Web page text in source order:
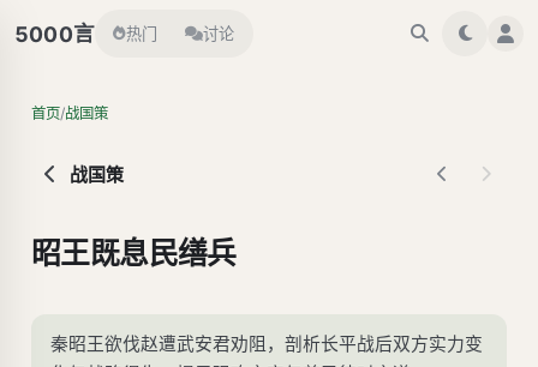
5000言 热门 讨论
首页/战国策
战国策
昭王既息民缮兵
秦昭王欲伐赵遭武安君劝阻，剖析长平战后双方实力变